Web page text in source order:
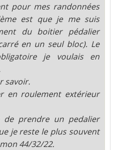
pour mes randonnées
est que je me suis
du boitier pédalier
en un seul bloc). Le
je voulais en
savoir.
en roulement extérieur
prendre un pedalier
je reste le plus souvent
44/32/22.